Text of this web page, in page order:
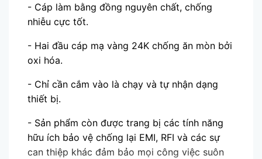
- Cáp làm bằng đồng nguyên chất, chống
nhiễu cực tốt.
- Hai đầu cáp mạ vàng 24K chống ăn mòn bởi
oxi hóa.
- Chỉ cần cắm vào là chạy và tự nhận dạng
thiết bị.
- Sản phẩm còn được trang bị các tính năng
hữu ích bảo vệ chống lại EMI, RFI và các sự
can thiệp khác đảm bảo mọi công việc suôn